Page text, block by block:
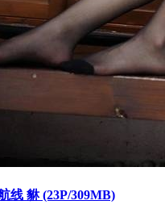
线 貅 (23P/309MB)